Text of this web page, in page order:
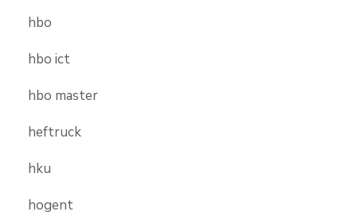
hbo
hbo ict
hbo master
heftruck
hku
hogent